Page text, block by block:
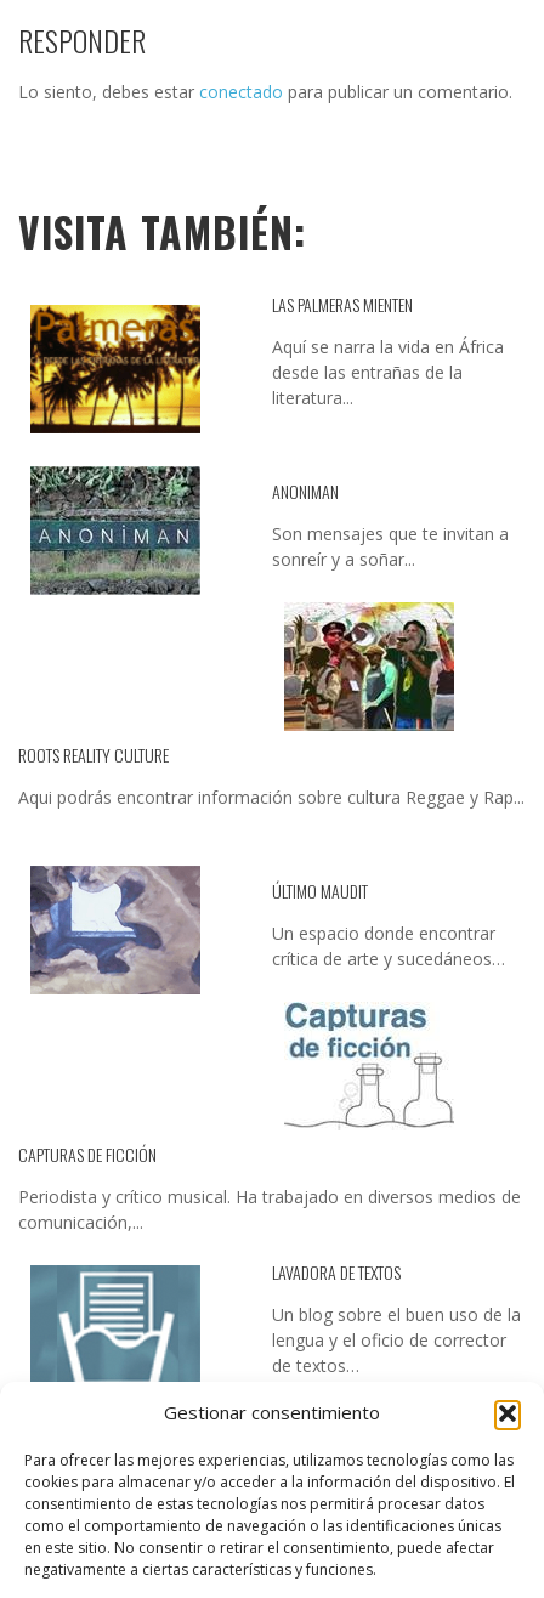
Gestionar consentimiento
Para ofrecer las mejores experiencias, utilizamos tecnologías como las
cookies para almacenar y/o acceder a la información del dispositivo. El
consentimiento de estas tecnologías nos permitirá procesar datos
como el comportamiento de navegación o las identificaciones únicas
en este sitio. No consentir o retirar el consentimiento, puede afectar
negativamente a ciertas características y funciones.
RESPONDER
Lo siento, debes estar conectado para publicar un comentario.
VISITA TAMBIÉN:
LAS PALMERAS MIENTEN
Aquí se narra la vida en África
desde las entrañas de la
literatura...
ANONIMAN
Son mensajes que te invitan a
sonreír y a soñar...
ROOTS REALITY CULTURE
Aqui podrás encontrar información sobre cultura Reggae y Rap...
ÚLTIMO MAUDIT
Un espacio donde encontrar
crítica de arte y sucedáneos…
CAPTURAS DE FICCIÓN
Periodista y crítico musical. Ha trabajado en diversos medios de
comunicación,...
LAVADORA DE TEXTOS
Un blog sobre el buen uso de la
lengua y el oficio de corrector
de textos…
DESIREE MARTÍN